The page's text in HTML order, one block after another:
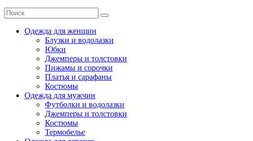
Одежда для женщин
Блузки и водолазки
Юбки
Джемперы и толстовки
Пижамы и сорочки
Платья и сарафаны
Костюмы
Одежда для мужчин
Футболки и водолазки
Джемперы и толстовки
Костюмы
Термобелье